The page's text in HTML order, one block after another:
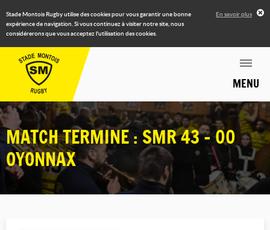
Stade Montois Rugby utilise des cookies pour vous garantir une bonne
expérience de navigation. Si vous continuez à visiter notre site, nous
considérerons que vous acceptez l'utilisation des cookies.
En savoir plus
MENU
MATCH TERMINE : SMR 43 - 00
OYONNAX